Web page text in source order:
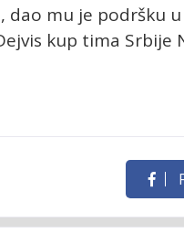
mu je podršku
kup tima Srbije